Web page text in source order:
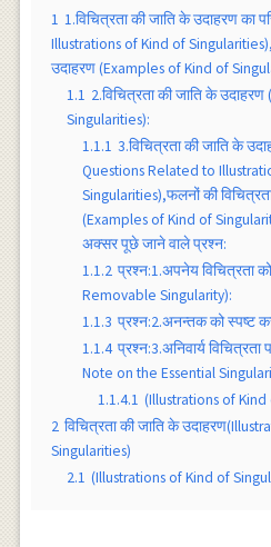
1 1.विचित्रता की जाति के उदाहरण का
Illustrations of Kind of
उदाहरण (Examples of Kind of
1.1 2.विचित्रता की जाति के
Singularities):
1.1.1 3.विचित्रता की जाति के
Questions Related to
Singularities),फलनों की
(Examples of Kind of
अक्सर पूछे जाने वाले प्रश्न:
1.1.2 प्रश्न:1.अपनेय विचित्रता
Removable Singularity):
1.1.3 प्रश्न:2.अनन्तक को स्पष्ट
1.1.4 प्रश्न:3.अनिवार्य
Note on the Essential
1.1.4.1 (Illustrations of
2 विचित्रता की जाति के
Singularities)
2.1 (Illustrations of Kind of